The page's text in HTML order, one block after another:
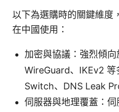
以下為選購時的關鍵維度
在中國使用：
加密與協議：強烈傾向
WireGuard、IKEv2
Switch、DNS Leak
伺服器與地理覆蓋：伺